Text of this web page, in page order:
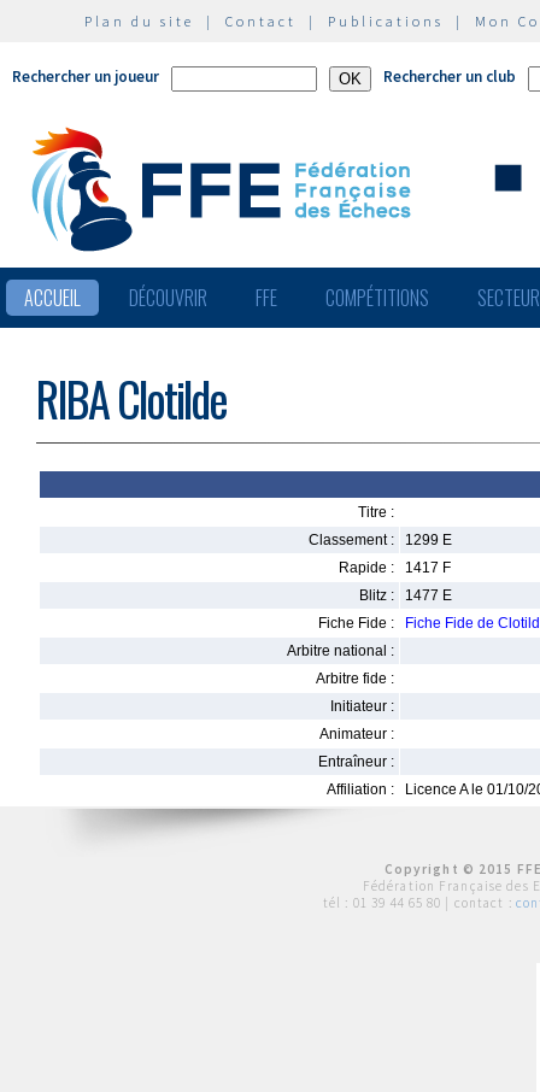
Plan du site | Contact | Publications | Mon
Rechercher un joueur Rechercher un club
ACCUEIL DÉCOUVRIR FFE COMPÉTITIONS
RIBA Clotilde
Titre :
Classement :
1299 E
Rapide :
1417 F
Blitz :
1477 E
Fiche Fide :
Fiche Fide de
Arbitre national :
Arbitre fide :
Initiateur :
Animateur :
Entraîneur :
Affiliation :
Licence A le 01/10/
Copyright © 2015
Fédération Française des
tél : 01 39 44 65 80 | contact :